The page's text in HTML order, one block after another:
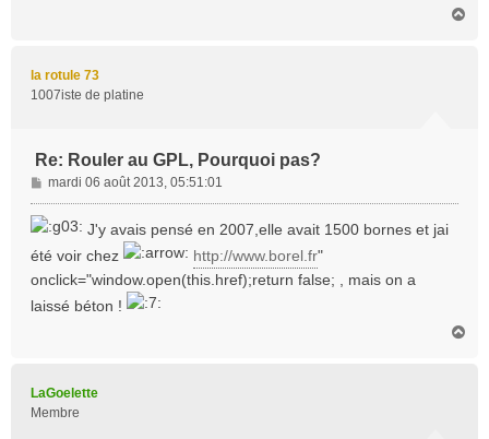
la rotule 73
1007iste de platine
Re: Rouler au GPL, Pourquoi pas?
M
e
s
a
g
e
mardi 06 août 2013, 05:51:01
J'y avais pensé en 2007,elle avait 1500 bornes et jai
été voir chez
http://www.borel.fr"
onclick="window.open(this.href);return false; , mais on a
laissé béton !
LaGoelette
Membre